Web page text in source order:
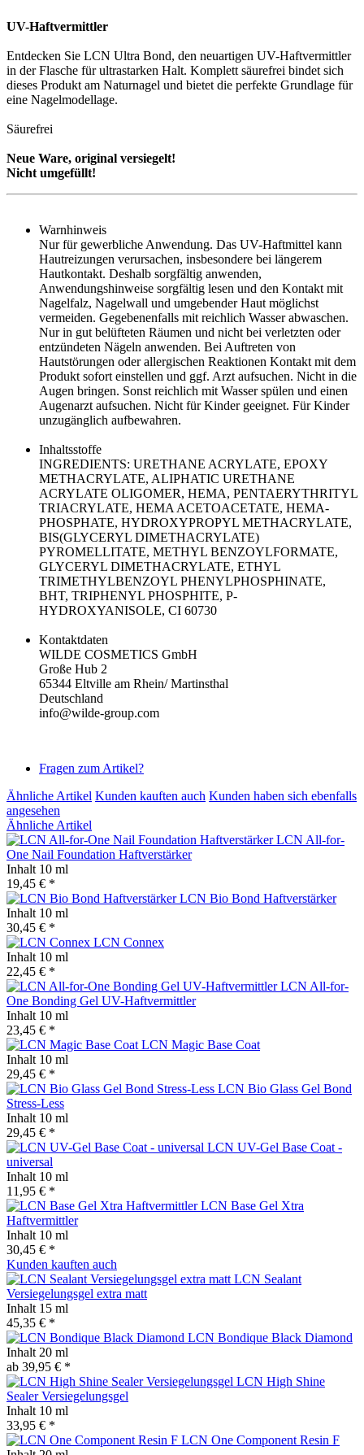
UV-Haftvermittler
Entdecken Sie LCN Ultra Bond, den neuartigen UV-Haftvermittler
in der Flasche für ultrastarken Halt. Komplett säurefrei bindet sich
dieses Produkt am Naturnagel und bietet die perfekte Grundlage für
eine Nagelmodellage.
Säurefrei
Neue Ware, original versiegelt!
Nicht umgefüllt!
Warnhinweis
Nur für gewerbliche Anwendung. Das UV-Haftmittel kann
Hautreizungen verursachen, insbesondere bei längerem
Hautkontakt. Deshalb sorgfältig anwenden,
Anwendungshinweise sorgfältig lesen und den Kontakt mit
Nagelfalz, Nagelwall und umgebender Haut möglichst
vermeiden. Gegebenenfalls mit reichlich Wasser abwaschen.
Nur in gut belüfteten Räumen und nicht bei verletzten oder
entzündeten Nägeln anwenden. Bei Auftreten von
Hautstörungen oder allergischen Reaktionen Kontakt mit dem
Produkt sofort einstellen und ggf. Arzt aufsuchen. Nicht in die
Augen bringen. Sonst reichlich mit Wasser spülen und einen
Augenarzt aufsuchen. Nicht für Kinder geeignet. Für Kinder
unzugänglich aufbewahren.
Inhaltsstoffe
INGREDIENTS: URETHANE ACRYLATE, EPOXY
METHACRYLATE, ALIPHATIC URETHANE
ACRYLATE OLIGOMER, HEMA, PENTAERYTHRITYL
TRIACRYLATE, HEMA ACETOACETATE, HEMA-
PHOSPHATE, HYDROXYPROPYL METHACRYLATE,
BIS(GLYCERYL DIMETHACRYLATE)
PYROMELLITATE, METHYL BENZOYLFORMATE,
GLYCERYL DIMETHACRYLATE, ETHYL
TRIMETHYLBENZOYL PHENYLPHOSPHINATE,
BHT, TRIPHENYL PHOSPHITE, P-
HYDROXYANISOLE, CI 60730
Kontaktdaten
WILDE COSMETICS GmbH
Große Hub 2
65344 Eltville am Rhein/ Martinsthal
Deutschland
info@wilde-group.com
Fragen zum Artikel?
Ähnliche Artikel Kunden kauften auch Kunden haben sich ebenfalls
angesehen
Ähnliche Artikel
LCN All-for-
One Nail Foundation Haftverstärker
Inhalt 10 ml
19,45 € *
LCN Bio Bond Haftverstärker
Inhalt 10 ml
30,45 € *
LCN Connex
Inhalt 10 ml
22,45 € *
LCN All-for-
One Bonding Gel UV-Haftvermittler
Inhalt 10 ml
23,45 € *
LCN Magic Base Coat
Inhalt 10 ml
29,45 € *
LCN Bio Glass Gel Bond
Stress-Less
Inhalt 10 ml
29,45 € *
LCN UV-Gel Base Coat -
universal
Inhalt 10 ml
11,95 € *
LCN Base Gel Xtra
Haftvermittler
Inhalt 10 ml
30,45 € *
Kunden kauften auch
LCN Sealant
Versiegelungsgel extra matt
Inhalt 15 ml
45,35 € *
LCN Bondique Black Diamond
Inhalt 20 ml
ab 39,95 € *
LCN High Shine
Sealer Versiegelungsgel
Inhalt 10 ml
33,95 € *
LCN One Component Resin F